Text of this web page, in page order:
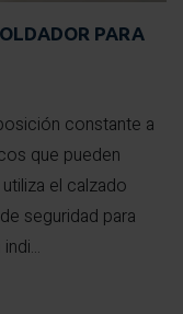
PARA
constante a
que pueden
el calzado
seguridad para